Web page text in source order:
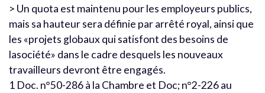
> Un quota est maintenu pour les employeurs publics,
mais sa hauteur sera définie par arrêté royal, ainsi que
les «projets globaux qui satisfont des besoins de
lasociété» dans le cadre desquels les nouveaux
travailleurs devront être engagés.
1 Doc. n°50-286 à la Chambre et Doc; n°2-226 au